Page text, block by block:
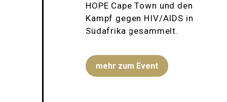
HOPE Cape Town und den
Kampf gegen HIV/AIDS in
Südafrika gesammelt.
mehr zum Event